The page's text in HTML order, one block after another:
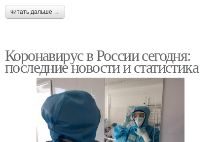
читать дальше →
Коронавирус в России сегодня:
последние новости и статистика